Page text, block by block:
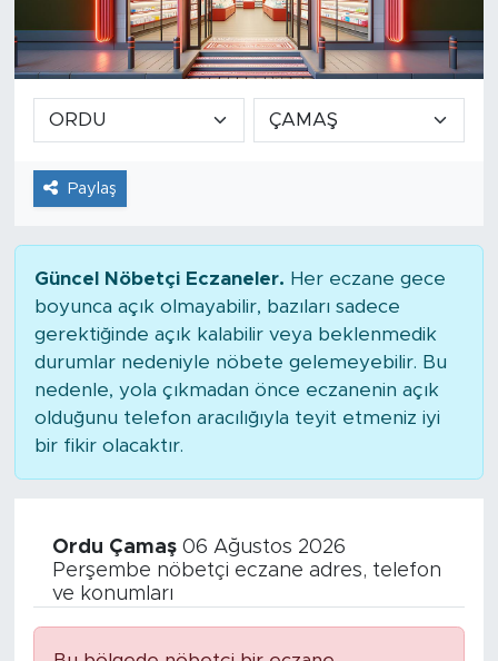
Paylaş
Güncel Nöbetçi Eczaneler. Her eczane gece
boyunca açık olmayabilir, bazıları sadece
gerektiğinde açık kalabilir veya beklenmedik
durumlar nedeniyle nöbete gelemeyebilir. Bu
nedenle, yola çıkmadan önce eczanenin açık
olduğunu telefon aracılığıyla teyit etmeniz iyi
bir fikir olacaktır.
Ordu Çamaş06 Ağustos 2026
Perşembe nöbetçi eczane adres, telefon
ve konumları